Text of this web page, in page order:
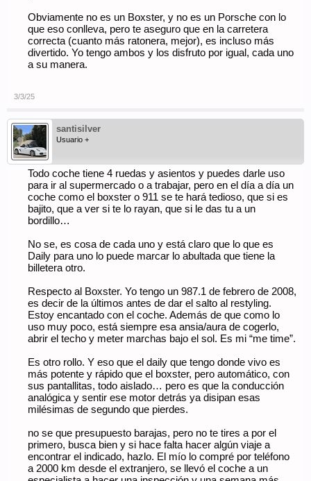
Obviamente no es un Boxster, y no es un Porsche con lo
que eso conlleva, pero te aseguro que en la carretera
correcta (cuanto más ratonera, mejor), es incluso más
divertido. Yo tengo ambos y los disfruto por igual, cada uno
a su manera.
3/3/25
santisilver
Usuario +
Todo coche tiene 4 ruedas y asientos y puedes darle uso
para ir al supermercado o a trabajar, pero en el día a día un
coche como el boxster o 911 se te hará tedioso, que si es
bajito, que a ver si te lo rayan, que si le das tu a un
bordillo…
No se, es cosa de cada uno y está claro que lo que es
Daily para uno lo puede marcar lo abultada que tiene la
billetera otro.
Respecto al Boxster. Yo tengo un 987.1 de febrero de 2008,
es decir de la últimos antes de dar el salto al restyling.
Estoy encantado con el coche. Además de que como lo
uso muy poco, está siempre esa ansia/aura de cogerlo,
abrir el techo y meter marchas bajo el sol. Es mi “me time”.
Es otro rollo. Y eso que el daily que tengo donde vivo es
más potente y rápido que el boxster, pero automático, con
sus pantallitas, todo aislado… pero es que la conducción
analógica y sentir ese motor detrás ya disipan esas
milésimas de segundo que pierdes.
no se que presupuesto barajas, pero no te tires a por el
primero, busca bien y si hace falta hacer algún viaje a
encontrar el indicado, hazlo. El mío lo compré por teléfono
a 2000 km desde el extranjero, se llevó el coche a un